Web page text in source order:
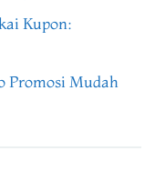
Kupon:
Promosi Mudah